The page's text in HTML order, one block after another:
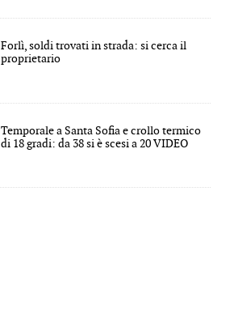
Forlì, soldi trovati in strada: si cerca il
proprietario
Temporale a Santa Sofia e crollo termico
di 18 gradi: da 38 si è scesi a 20 VIDEO